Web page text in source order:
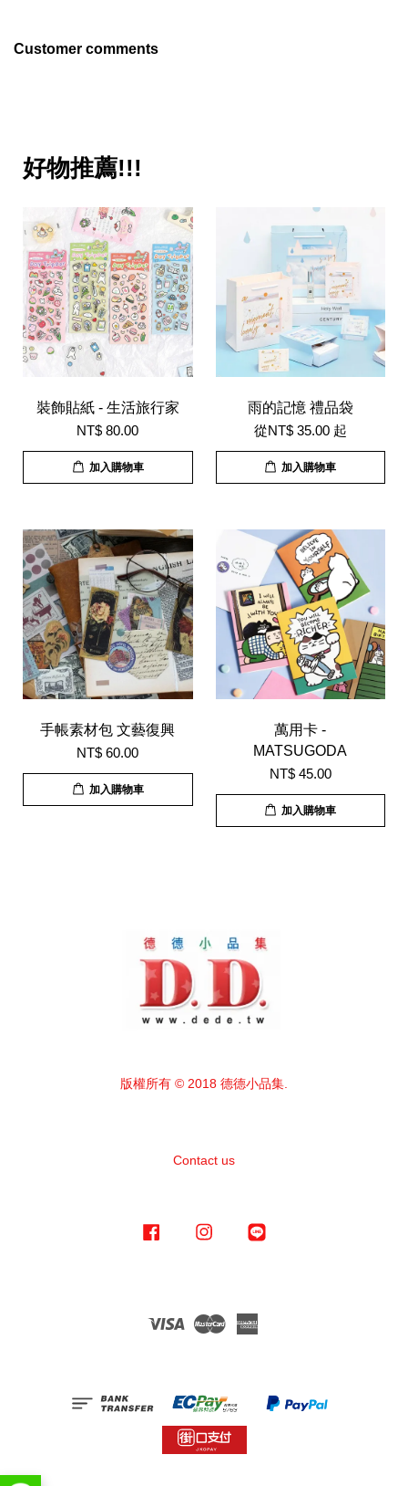
Customer comments
好物推薦!!!
裝飾貼紙 - 生活旅行家
NT$ 80.00
加入購物車
雨的記憶 禮品袋
從NT$ 35.00 起
加入購物車
手帳素材包 文藝復興
NT$ 60.00
加入購物車
萬用卡 -
MATSUGODA
NT$ 45.00
加入購物車
版權所有 © 2018 德德小品集.
Contact us
Facebook Instagram
Visa Master